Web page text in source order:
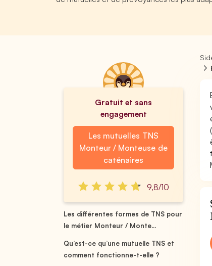
Gratuit et sans
engagement
Les mutuelles TNS
Monteur / Monteuse de
caténaires
9,8/10
Les différentes formes de TNS pour
le métier Monteur / Monte...
Qu’est-ce qu’une mutuelle TNS et
comment fonctionne-t-elle ?